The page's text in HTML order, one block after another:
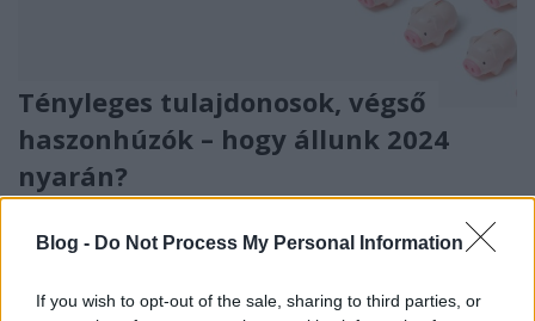
Blog - Do Not Process My Personal Information
If you wish to opt-out of the sale, sharing to third parties, or
Tényleges tulajdonosok, végső
haszonhúzók – hogy állunk 2024
nyarán?
az EU-s irányelvek átültesére szorítkozik. Pénzmosás